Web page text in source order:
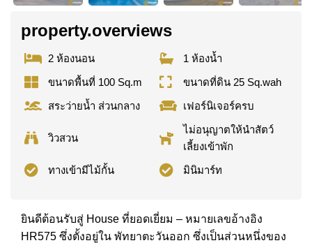
property.overviews
2 ห้องนอน
1 ห้องน้ำ
ขนาดพื้นที่ 100 Sq.m
ขนาดที่ดิน 25 Sq.wah
สระว่ายน้ำ ส่วนกลาง
เฟอร์นิเจอร์ครบ
วิวสวน
ไม่อนุญาตให้นำสัตว์
เลี้ยงเข้าพัก
ทางเข้ามีไม้กั้น
มินิมาร์ท
ยินดีต้อนรับสู่ House ที่ยอดเยี่ยม – หมายเลขอ้างอิง
HR575 ซึ่งตั้งอยู่ใน พัทยาตะวันออก ซึ่งเป็นส่วนหนึ่งของ